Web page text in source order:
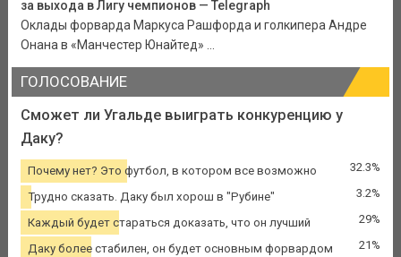
за выхода в Лигу чемпионов — Telegraph
Оклады форварда Маркуса Рашфорда и голкипера Андре
Онана в «Манчестер Юнайтед» ...
ГОЛОСОВАНИЕ
Сможет ли Угальде выиграть конкуренцию у
Даку?
Почему нет? Это футбол, в котором все возможно 32.3%
Трудно сказать. Даку был хорош в "Рубине" 3.2%
Каждый будет стараться доказать, что он лучший 29%
Даку более стабилен, он будет основным форвардом 21%